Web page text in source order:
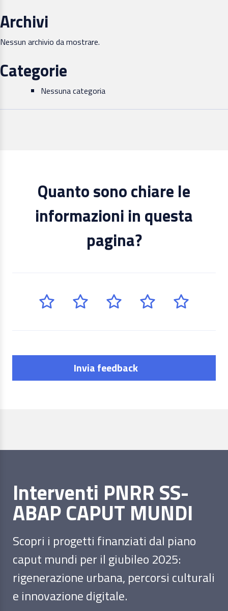
Archivi
Nessun archivio da mostrare.
Categorie
Nessuna categoria
Quanto sono chiare le
informazioni in questa
pagina?
Invia feedback
Interventi PNRR SS-
ABAP CAPUT MUNDI
Scopri i progetti finanziati dal piano
caput mundi per il giubileo 2025:
rigenerazione urbana, percorsi culturali
e innovazione digitale.